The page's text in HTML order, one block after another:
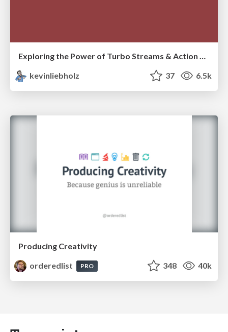
kevinliebholz
37 6.5k
Producing Creativity
orderedlist
PRO 348 40k